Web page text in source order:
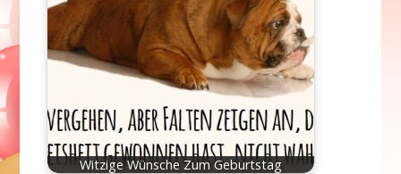
Witzige Wünsche Zum Geburtstag